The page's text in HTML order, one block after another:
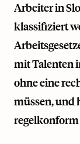
Arbeiter in
klassifiziert
mit Talenten
ohne eine
müssen, und